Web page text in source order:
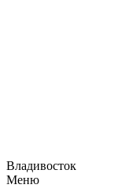
Владивосток
Меню